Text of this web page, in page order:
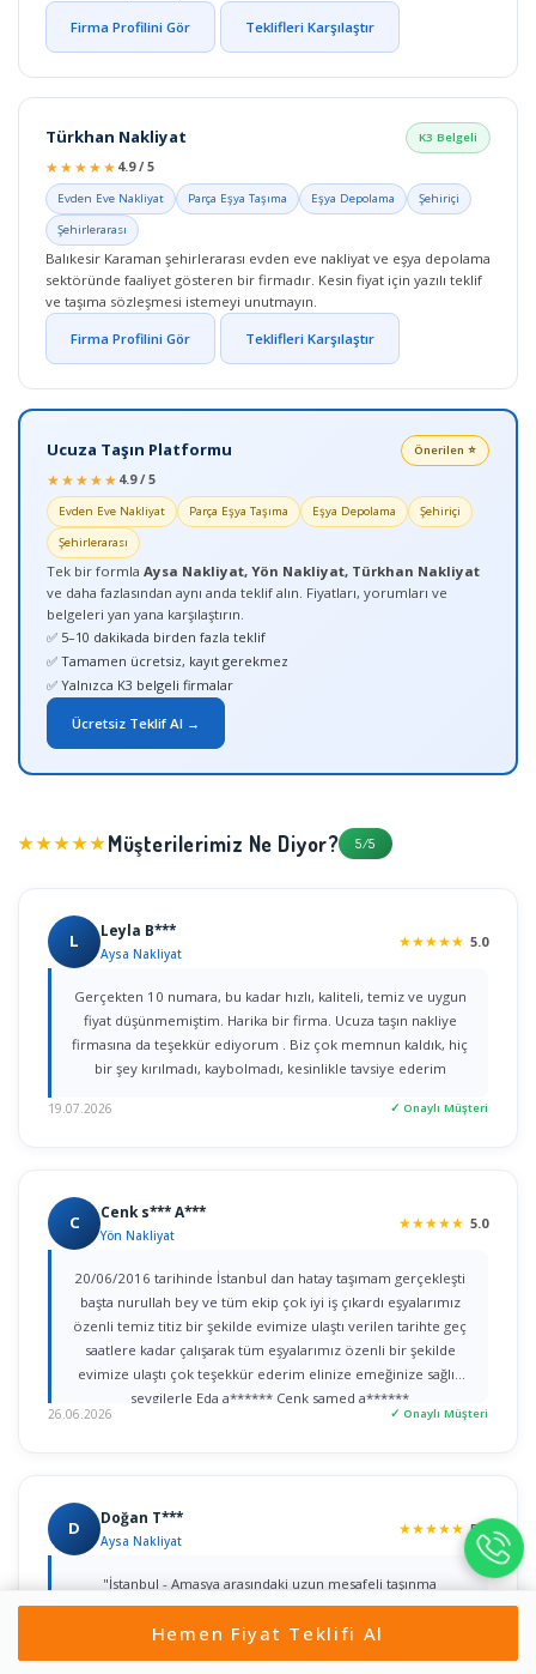
Firma Profilini Gör Teklifleri Karşılaştır
Türkhan Nakliyat K3 Belgeli
★★★★★ 4.9 / 5
Evden Eve Nakliyat Parça Eşya Taşıma Eşya Depolama
Şehiriçi
Şehirlerarası
Balıkesir Karaman şehirlerarası evden eve nakliyat ve eşya depolama
sektöründe faaliyet gösteren bir firmadır. Kesin fiyat için yazılı teklif
ve taşıma sözleşmesi istemeyi unutmayın.
Firma Profilini Gör Teklifleri Karşılaştır
Ucuza Taşın Platformu Önerilen ⭐
★★★★★ 4.9 / 5
Evden Eve Nakliyat Parça Eşya Taşıma Eşya Depolama
Şehiriçi
Şehirlerarası
Tek bir formla Aysa Nakliyat, Yön Nakliyat, Türkhan Nakliyat
ve daha fazlasından aynı anda teklif alın. Fiyatları, yorumları ve
belgeleri yan yana karşılaştırın.
✅ 5–10 dakikada birden fazla teklif
✅ Tamamen ücretsiz, kayıt gerekmez
✅ Yalnızca K3 belgeli firmalar
Ücretsiz Teklif Al →
★★★★★Müşterilerimiz Ne Diyor? 5/5
L Leyla B***
Aysa Nakliyat
★★★★★ 5.0
Gerçekten 10 numara, bu kadar hızlı, kaliteli, temiz ve uygun
fiyat düşünmemiştim. Harika bir firma. Ucuza taşın nakliye
firmasına da teşekkür ediyorum . Biz çok memnun kaldık, hiç
bir şey kırılmadı, kaybolmadı, kesinlikle tavsiye ederim
19.07.2026 ✓ Onaylı Müşteri
C Cenk s*** A***
Yön Nakliyat
★★★★★ 5.0
20/06/2016 tarihinde İstanbul dan hatay taşımam gerçekleşti
başta nurullah bey ve tüm ekip çok iyi iş çıkardı eşyalarımız
özenli temiz titiz bir şekilde evimize ulaştı verilen tarihte geç
saatlere kadar çalışarak tüm eşyalarımız özenli bir şekilde
evimize ulaştı çok teşekkür ederim elinize emeğinize sağlık
sevgilerle Eda a****** Cenk samed a******
26.06.2026 ✓ Onaylı Müşteri
D Doğan T***
Aysa Nakliyat
★★★★★ 5.0
"İstanbul - Amasya arasındaki uzun mesafeli taşınma
işlemimizde Aysa Nakliyat ile çalıştık ve çok memnun kaldık.
Sürecin planlanmasından Amasya’daki yeni evimize eşyaların
Hemen Fiyat Teklifi Al